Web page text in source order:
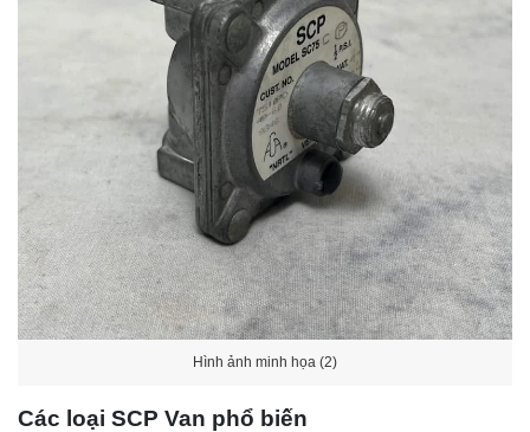
Hình ảnh minh họa (2)
Các loại SCP Van phổ biến